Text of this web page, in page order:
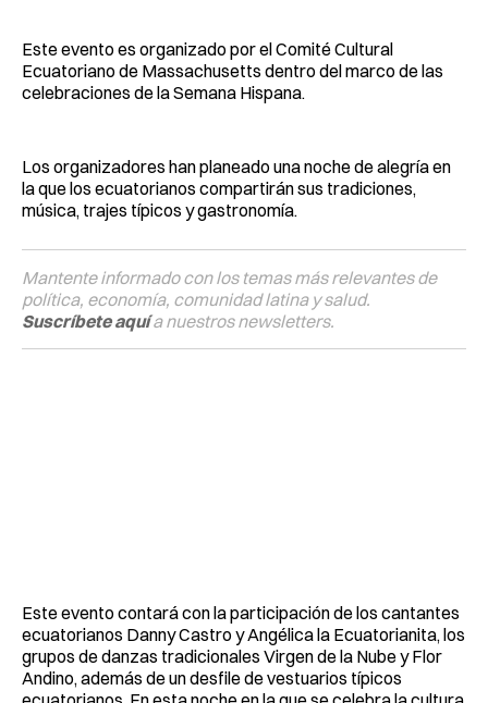
Este evento es organizado por el Comité Cultural
Ecuatoriano de Massachusetts dentro del marco de las
celebraciones de la Semana Hispana.
Los organizadores han planeado una noche de alegría en
la que los ecuatorianos compartirán sus tradiciones,
música, trajes típicos y gastronomía.
Mantente informado con los temas más relevantes de
política, economía, comunidad latina y salud.
Suscríbete aquía nuestros newsletters.
Este evento contará con la participación de los cantantes
ecuatorianos Danny Castro y Angélica la Ecuatorianita, los
grupos de danzas tradicionales Virgen de la Nube y Flor
Andino, además de un desfile de vestuarios típicos